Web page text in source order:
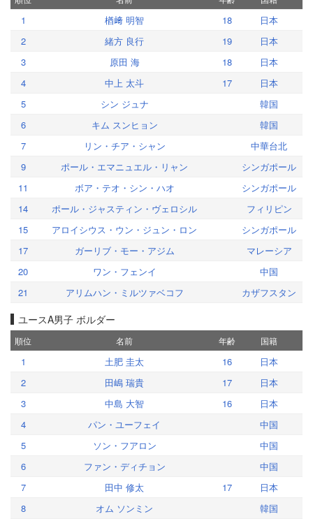
1 楢﨑 明智 18
日本
2
緒方 良行 19
日本
3
原田 海 18
日本
4
中上 太斗 17
日本
5
シン ジュナ
韓国
6
キム スンヒョン
韓国
7
リン・チア・シャン
中華台北
9
ポール・エマニュエル・リャン
シンガポール
11
ボア・テオ・シン・ハオ
シンガポール
14
ポール・ジャスティン・ヴェロシル
フィリピン
15
アロイシウス・ウン・ジュン・ロン
シンガポール
17
ガーリブ・モー・アジム
マレーシア
20
ワン・フェンイ
中国
21
アリムハン・ミルツァベコフ カザフスタン
ユースA男子 ボルダー
順位 名前 年齢 国籍
1 土肥 圭太 16
日本
2
田嶋 瑞貴 17
日本
3
中島 大智 16
日本
4
パン・ユーフェイ
中国
5
ソン・フアロン
中国
6
ファン・ディチョン
中国
7
田中 修太 17
日本
8
オム ソンミン
韓国